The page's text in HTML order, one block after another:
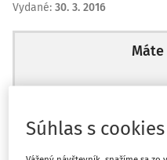
Vydané: 30. 3. 2016
Ups, zatiaľ
Súhlas s cookies